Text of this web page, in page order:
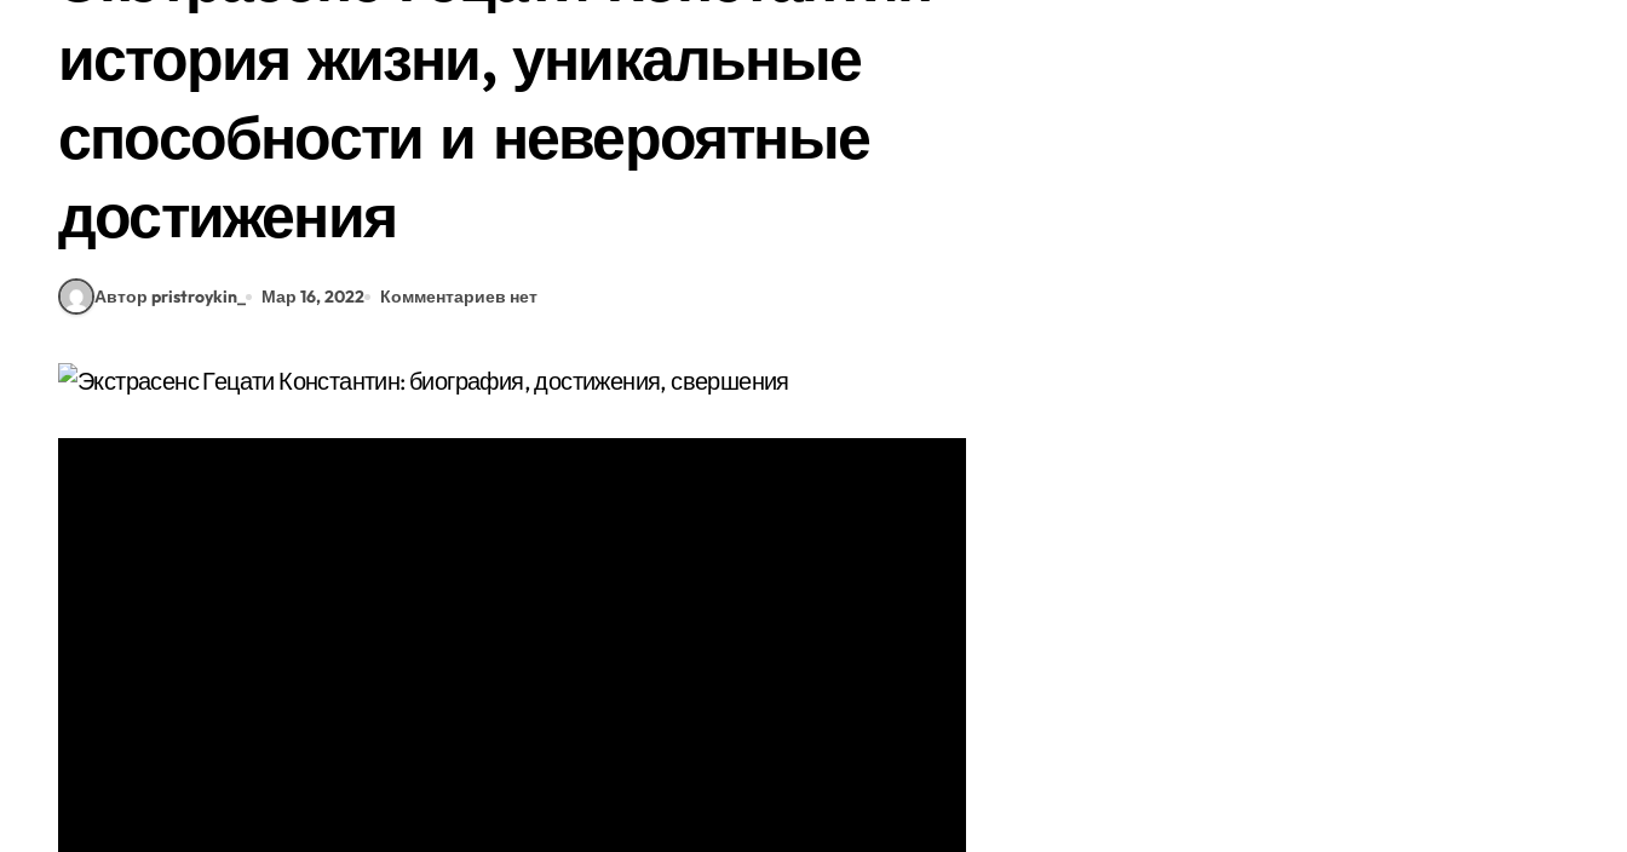
история жизни, уникальные
способности и невероятные
достижения
Автор pristroykin_ Мар 16, 2022 Комментариев нет